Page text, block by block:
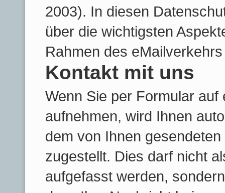
2003). In diesen
über die wichtigsten
Rahmen des
Kontakt mit uns
Wenn Sie per Formular
aufnehmen, wird Ihnen
dem von Ihnen
zugestellt. Dies darf nicht
aufgefasst werden,